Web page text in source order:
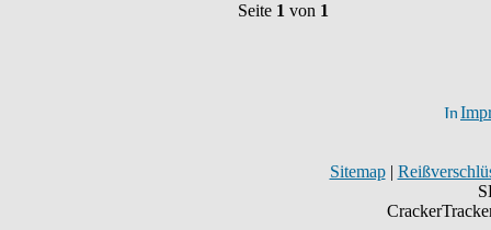
Seite 1 von 1
Sitemap|